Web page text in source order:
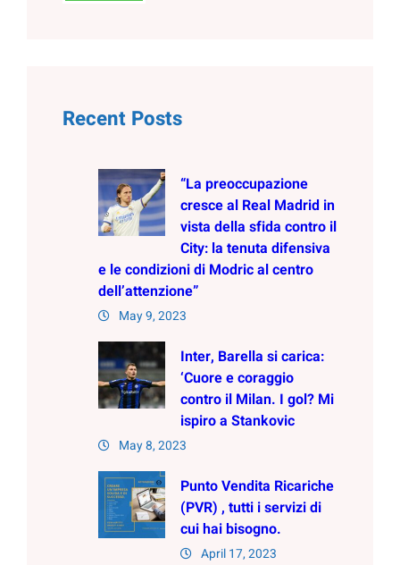
Recent Posts
“La preoccupazione
cresce al Real Madrid in
vista della sfida contro il
City: la tenuta difensiva
e le condizioni di Modric al centro
dell’attenzione”
May 9, 2023
Inter, Barella si carica:
‘Cuore e coraggio
contro il Milan. I gol? Mi
ispiro a Stankovic
May 8, 2023
Punto Vendita Ricariche
(PVR) , tutti i servizi di
cui hai bisogno.
April 17, 2023